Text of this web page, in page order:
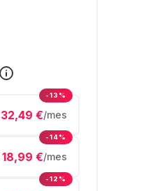
32,49 €/mes
-13%
18,99 €/mes
-14%
-12%